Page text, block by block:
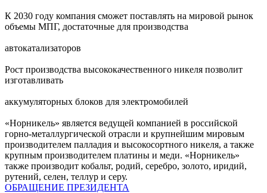
К 2030 году компания сможет поставлять на мировой рынок
объемы МПГ, достаточные для производства
автокатализаторов
Рост производства высококачественного никеля позволит
изготавливать
аккумуляторных блоков для электромобилей
«Норникель» является ведущей компанией в российской
горно-металлургической отрасли и крупнейшим мировым
производителем палладия и высокосортного никеля, а также
крупным производителем платины и меди. «Норникель»
также производит кобальт, родий, серебро, золото, иридий,
рутений, селен, теллур и серу.
ОБРАЩЕНИЕ ПРЕЗИДЕНТА